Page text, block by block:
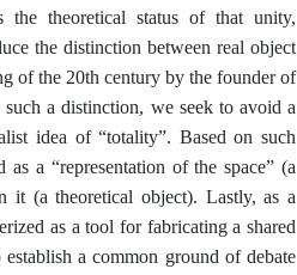
theoretical status of that unity,
the distinction between real object
of the 20th century by the founder of
a distinction, we seek to avoid a
idea of “totality”. Based on such
a “representation of the space” (a
it (a theoretical object). Lastly, as a
as a tool for fabricating a shared
a common ground of debate